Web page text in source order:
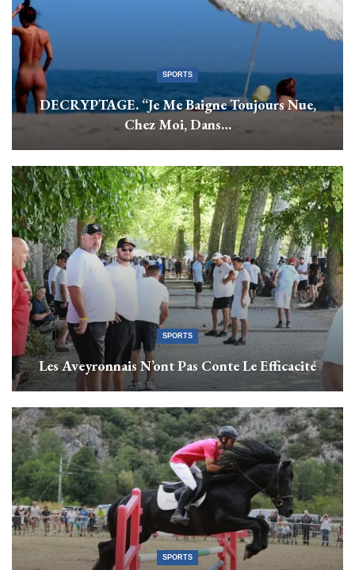
SPORTS
DECRYPTAGE. “Je Me Baigne Toujours Nue,
Chez Moi, Dans…
SPORTS
Les Aveyronnais N’ont Pas Conte Le Efficacité
SPORTS